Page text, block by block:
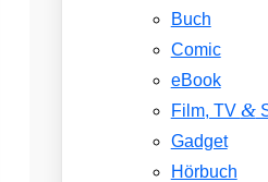
Buch
Comic
eBook
Film, TV &
Gadget
Hörbuch